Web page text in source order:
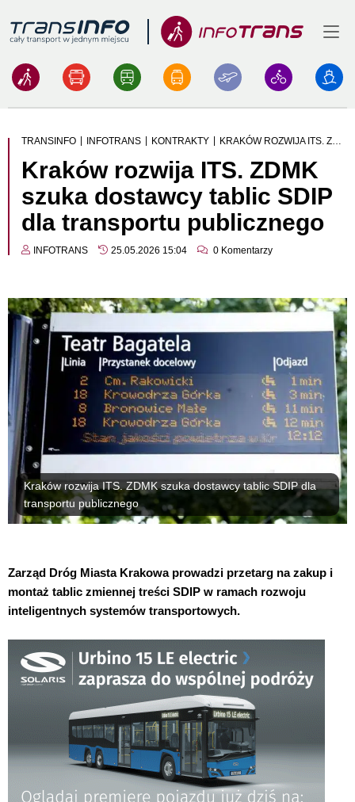
Logo Menu
TRANSINFO INFOTRANS KONTRAKTY KRAKÓW ROZWIJA ITS. ZDMK SZUKA DOSTAWCY TABLIC SDIP DLA TRANSPORTU PUBLICZNEGO
Kraków rozwija ITS. ZDMK
szuka dostawcy tablic SDIP
dla transportu publicznego
INFOTRANS 25.05.2026 15:04 0 Komentarzy
Kraków rozwija ITS. ZDMK szuka dostawcy tablic SDIP dla
transportu publicznego
Zarząd Dróg Miasta Krakowa prowadzi przetarg na zakup i
montaż tablic zmiennej treści SDIP w ramach rozwoju
inteligentnych systemów transportowych.